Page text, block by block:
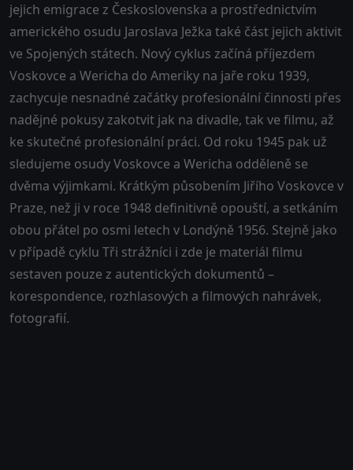
jejich emigrace z Československa a prostřednictvím
amerického osudu Jaroslava Ježka také část jejich aktivit
ve Spojených státech. Nový cyklus začíná příjezdem
Voskovce a Wericha do Ameriky na jaře roku 1939,
zachycuje nesnadné začátky profesionální činnosti přes
nadějné pokusy zakotvit jak na divadle, tak ve filmu, až
ke skutečné profesionální práci. Od roku 1945 pak už
sledujeme osudy Voskovce a Wericha odděleně se
dvěma výjimkami. Krátkým působením Jiřího Voskovce v
Praze, než ji v roce 1948 definitivně opouští, a setkáním
obou přátel po osmi letech v Londýně 1956. Stejně jako
v případě cyklu Tři strážníci i zde je materiál filmu
sestaven pouze z autentických dokumentů –
korespondence, rozhlasových a filmových nahrávek,
fotografií.